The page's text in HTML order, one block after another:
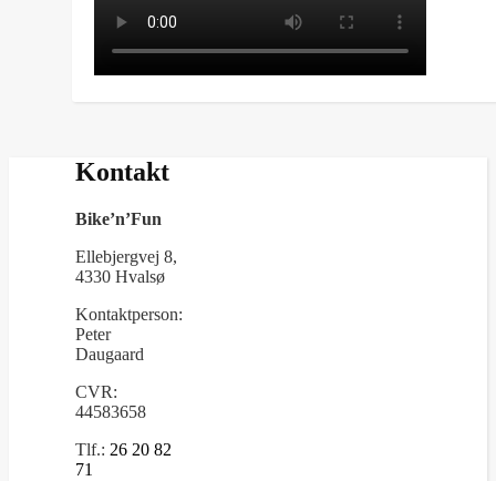
Kontakt
Bike’n’Fun
Ellebjergvej 8,
4330 Hvalsø
Kontaktperson:
Peter
Daugaard
CVR:
44583658
Tlf.: 26 20 82
71